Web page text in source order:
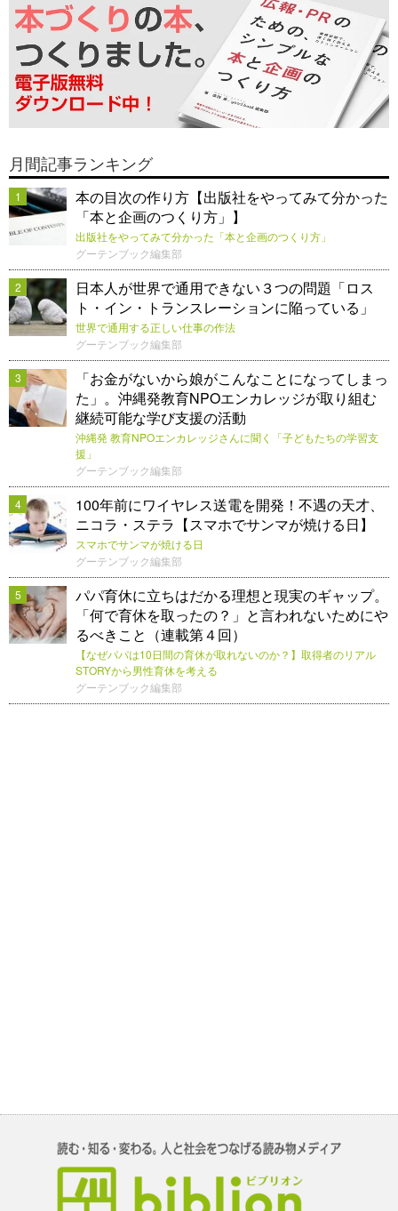
月間記事ランキング
1
本の目次の作り方【出版社をやってみて分かった
「本と企画のつくり方」】
出版社をやってみて分かった「本と企画のつくり方」
グーテンブック編集部
2
日本人が世界で通用できない３つの問題「ロス
ト・イン・トランスレーションに陥っている」
世界で通用する正しい仕事の作法
グーテンブック編集部
3
「お金がないから娘がこんなことになってしまっ
た」。沖縄発教育NPOエンカレッジが取り組む
継続可能な学び支援の活動
沖縄発 教育NPOエンカレッジさんに聞く「子どもたちの学習支
援」
グーテンブック編集部
4
100年前にワイヤレス送電を開発！不遇の天才、
ニコラ・ステラ【スマホでサンマが焼ける日】
スマホでサンマが焼ける日
グーテンブック編集部
5
パパ育休に立ちはだかる理想と現実のギャップ。
「何で育休を取ったの？」と言われないためにや
るべきこと（連載第４回）
【なぜパパは10日間の育休が取れないのか？】取得者のリアル
STORYから男性育休を考える
グーテンブック編集部